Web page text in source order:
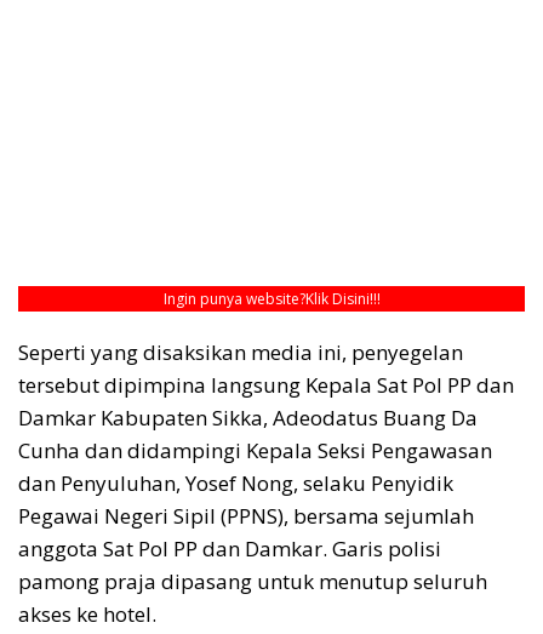
Ingin punya website?Klik Disini!!!
Seperti yang disaksikan media ini, penyegelan
tersebut dipimpina langsung Kepala Sat Pol PP dan
Damkar Kabupaten Sikka, Adeodatus Buang Da
Cunha dan didampingi Kepala Seksi Pengawasan
dan Penyuluhan, Yosef Nong, selaku Penyidik
Pegawai Negeri Sipil (PPNS), bersama sejumlah
anggota Sat Pol PP dan Damkar. Garis polisi
pamong praja dipasang untuk menutup seluruh
akses ke hotel.